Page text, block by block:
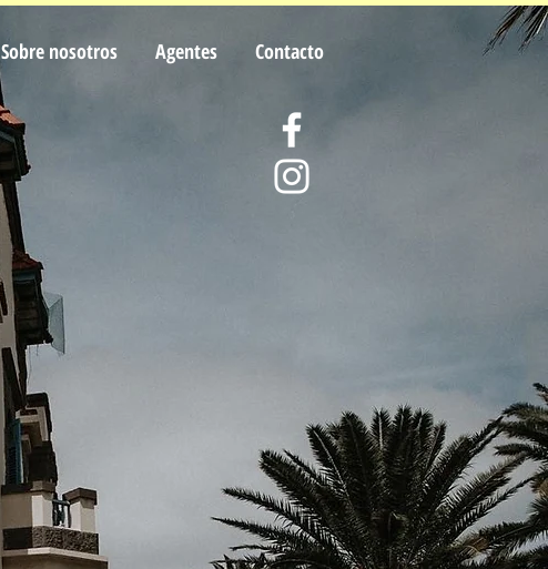
Sobre nosotros Agentes Contacto